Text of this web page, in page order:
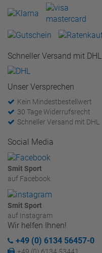
Schneller Versand mit DHL
Unser Versprechen
Kein Mindestbestellwert
30 Tage Widerrufsrecht
Schneller Versand mit DHL
Social Media
Smit Sport
auf Facebook
Smit Sport
auf Instagram
Wir helfen Ihnen!
+49 (0) 6134 56457-0
+49 (0) 6134 53441